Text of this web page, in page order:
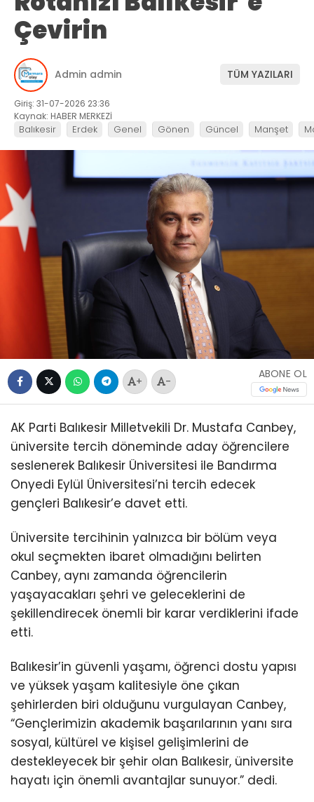
Çevirin
Admin admin TÜM YAZILARI
Giriş: 31-07-2026 23:36
Kaynak: HABER MERKEZİ
Balıkesir Erdek Genel Gönen Güncel Manşet
+ -
ABONE OL
AK Parti Balıkesir Milletvekili Dr. Mustafa Canbey,
üniversite tercih döneminde aday öğrencilere
seslenerek Balıkesir Üniversitesi ile Bandırma
Onyedi Eylül Üniversitesi’ni tercih edecek
gençleri Balıkesir’e davet etti.
Üniversite tercihinin yalnızca bir bölüm veya
okul seçmekten ibaret olmadığını belirten
Canbey, aynı zamanda öğrencilerin
yaşayacakları şehri ve geleceklerini de
şekillendirecek önemli bir karar verdiklerini ifade
etti.
Balıkesir’in güvenli yaşamı, öğrenci dostu yapısı
ve yüksek yaşam kalitesiyle öne çıkan
şehirlerden biri olduğunu vurgulayan Canbey,
“Gençlerimizin akademik başarılarının yanı sıra
sosyal, kültürel ve kişisel gelişimlerini de
destekleyecek bir şehir olan Balıkesir, üniversite
hayatı için önemli avantajlar sunuyor.” dedi.